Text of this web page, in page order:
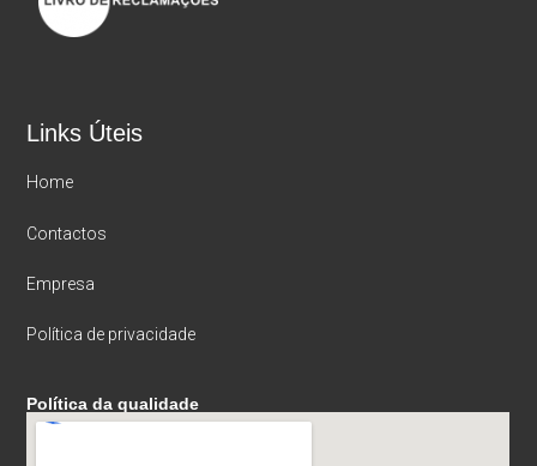
Links Úteis
Home
Contactos
Empresa
Política de privacidade
Política da qualidade